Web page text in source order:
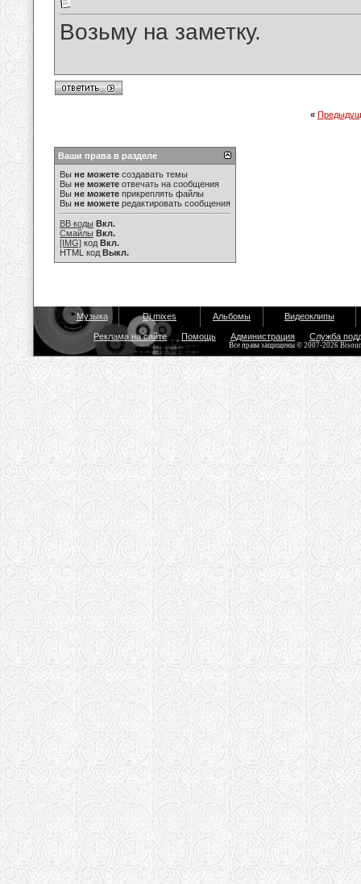
Возьму на заметку.
«
Ваши права в разделе
Вы не можете создавать темы
Вы не можете отвечать на сообщения
Вы не можете прикреплять файлы
Вы не можете редактировать сообщения
BB коды Вкл.
Смайлы Вкл.
[IMG] код Вкл.
HTML код Выкл.
Музыка Dj mixes Альбомы Видеоклипы
Реклама на сайте Помощь Администрация Служба
Все права защищены © 2007-2026